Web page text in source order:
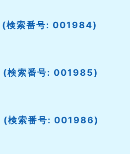
(検索番号: 001984)
(検索番号: 001985)
(検索番号: 001986)